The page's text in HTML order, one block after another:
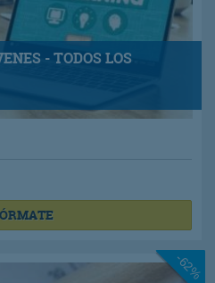
- TODOS LOS
-62%